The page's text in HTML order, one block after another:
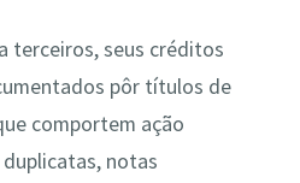
terceiros, seus créditos
pôr títulos de
comportem ação
notas